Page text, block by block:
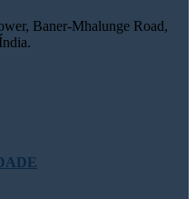
Baner-Mhalunge Road,